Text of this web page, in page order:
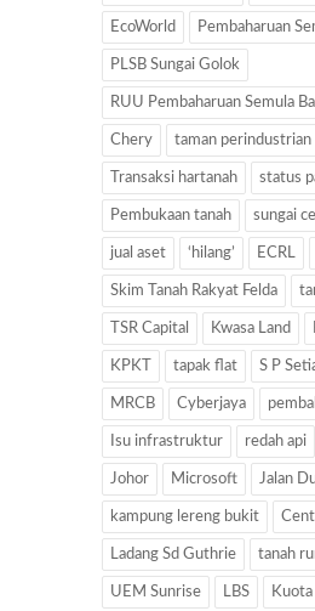
EcoWorld Pembaharuan
PLSB Sungai Golok
RUU Pembaharuan Semula
Chery taman perindustrian
Transaksi hartanah status
Pembukaan tanah sungai
jual aset ‘hilang’ ECRL
Skim Tanah Rakyat Felda
TSR Capital Kwasa Land
KPKT tapak flat S P
MRCB Cyberjaya
Isu infrastruktur redah api
Johor Microsoft Jalan
kampung lereng bukit
Ladang Sd Guthrie tanah
UEM Sunrise LBS Kuota